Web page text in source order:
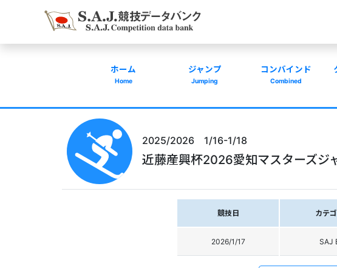
ホーム
Home
ジャンプ
Jumping
コンバインド
Combined
2025/2026 1/16-1/18
近藤産興杯2026愛知マスターズジ
競技日 カテ
2026/1/17 SAJ